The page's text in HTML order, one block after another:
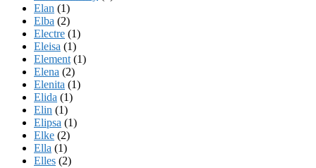
Elan (1)
Elba (2)
Electre (1)
Eleisa (1)
Element (1)
Elena (2)
Elenita (1)
Elida (1)
Elin (1)
Elipsa (1)
Elke (2)
Ella (1)
Elles (2)